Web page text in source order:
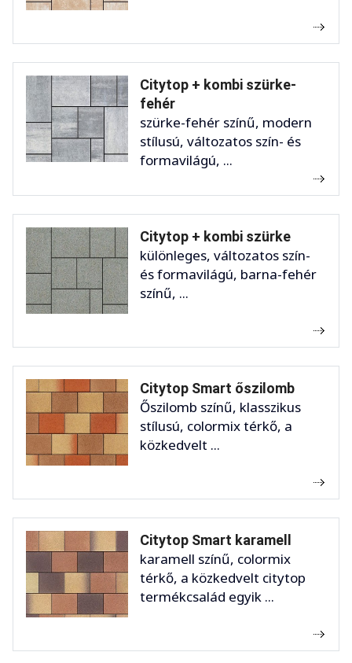
Citytop + kombi szürke-
fehér
szürke-fehér színű, modern
stílusú, változatos szín- és
formavilágú, ...
Citytop + kombi szürke
különleges, változatos szín-
és formavilágú, barna-fehér
színű, ...
Citytop Smart őszilomb
Őszilomb színű, klasszikus
stílusú, colormix térkő, a
közkedvelt ...
Citytop Smart karamell
karamell színű, colormix
térkő, a közkedvelt citytop
termékcsalád egyik ...